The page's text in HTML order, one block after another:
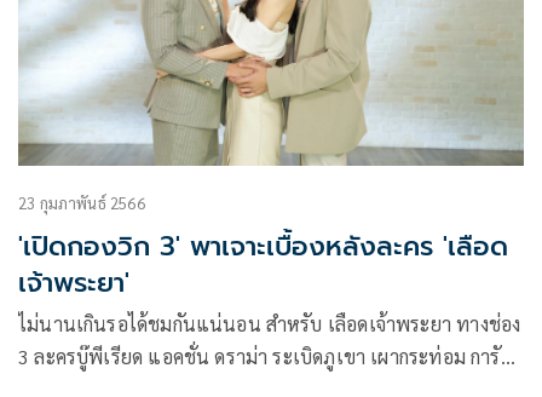
23 กุมภาพันธ์ 2566
'เปิดกองวิก 3' พาเจาะเบื้องหลังละคร 'เลือด
เจ้าพระยา'
ไม่นานเกินรอได้ชมกันแน่นอน สำหรับ เลือดเจ้าพระยา ทางช่อง
3 ละครบู๊พีเรียด แอคชั่น ดราม่า ระเบิดภูเขา เผากระท่อม การัน